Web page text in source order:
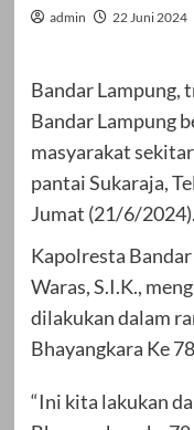
admin 22 Juni 2024
Bandar Lampung,
Bandar Lampung
masyarakat
pantai Sukaraja,
Jumat (21/6/2024).
Kapolresta
Waras, S.I.K.,
dilakukan dalam
Bhayangkara Ke
“Ini kita lakukan